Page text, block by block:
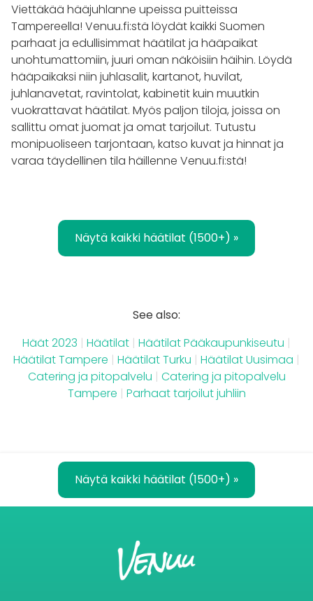
Viettäkää hääjuhlanne upeissa puitteissa
Tampereella! Venuu.fi:stä löydät kaikki Suomen
parhaat ja edullisimmat häätilat ja hääpaikat
unohtumattomiin, juuri oman näköisiin häihin. Löydä
hääpaikaksi niin juhlasalit, kartanot, huvilat,
juhlanavetat, ravintolat, kabinetit kuin muutkin
vuokrattavat häätilat. Myös paljon tiloja, joissa on
sallittu omat juomat ja omat tarjoilut. Tutustu
monipuoliseen tarjontaan, katso kuvat ja hinnat ja
varaa täydellinen tila häillenne Venuu.fi:stä!
Näytä kaikki häätilat (1500+) »
See also:
Häät 2023 | Häätilat | Häätilat Pääkaupunkiseutu |
Häätilat Tampere | Häätilat Turku | Häätilat Uusimaa |
Catering ja pitopalvelu | Catering ja pitopalvelu
Tampere | Parhaat tarjoilut juhliin
Näytä kaikki häätilat (1500+) »